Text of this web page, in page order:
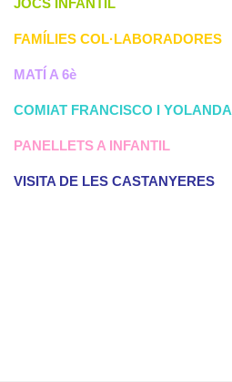
JOCS INFANTIL
FAMÍLIES COL·LABORADORES
MATÍ A 6è
COMIAT FRANCISCO I YOLANDA
PANELLETS A INFANTIL
VISITA DE LES CASTANYERES